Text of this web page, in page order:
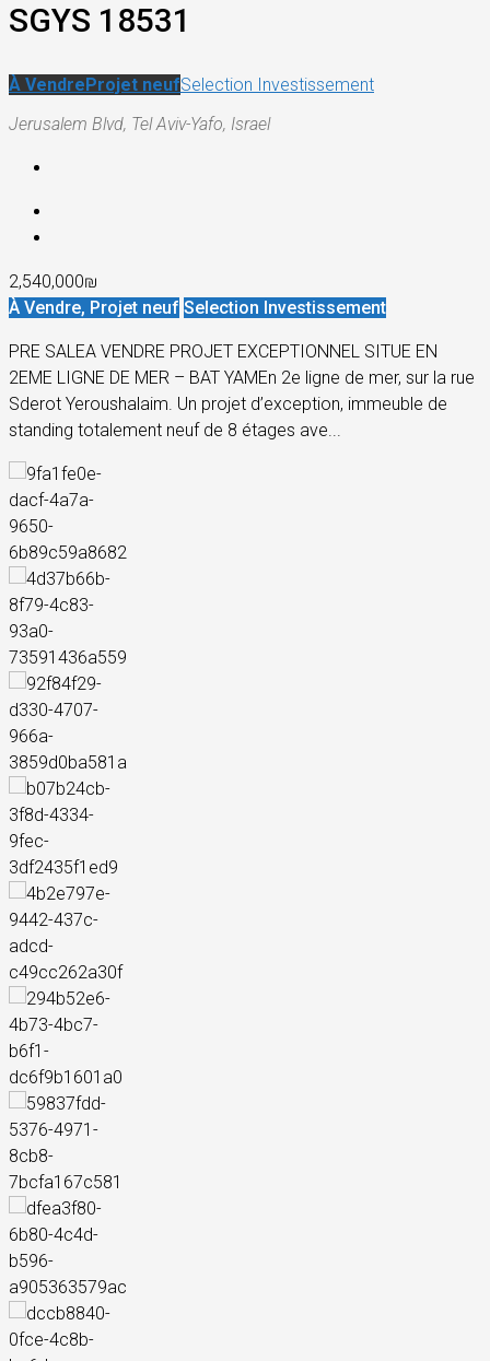
SGYS 18531
À VendreProjet neufSelection Investissement
Jerusalem Blvd, Tel Aviv-Yafo, Israel
2,540,000₪
À Vendre, Projet neuf Selection Investissement
PRE SALEA VENDRE PROJET EXCEPTIONNEL SITUE EN
2EME LIGNE DE MER – BAT YAMEn 2e ligne de mer, sur la rue
Sderot Yeroushalaim. Un projet d’exception, immeuble de
standing totalement neuf de 8 étages ave...